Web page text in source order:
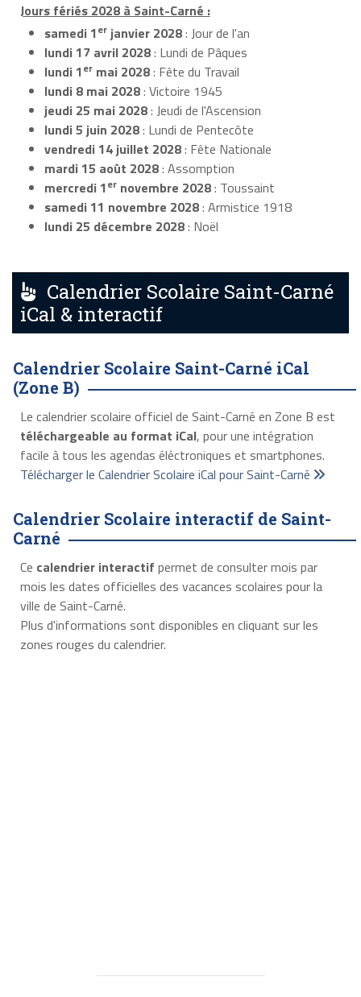
Jours fériés 2028 à Saint-Carné :
samedi 1er janvier 2028: Jour de l'an
lundi 17 avril 2028: Lundi de Pâques
lundi 1er mai 2028: Fête du Travail
lundi 8 mai 2028: Victoire 1945
jeudi 25 mai 2028: Jeudi de l'Ascension
lundi 5 juin 2028: Lundi de Pentecôte
vendredi 14 juillet 2028: Fête Nationale
mardi 15 août 2028: Assomption
mercredi 1er novembre 2028: Toussaint
samedi 11 novembre 2028: Armistice 1918
lundi 25 décembre 2028: Noël
Calendrier Scolaire Saint-Carné
iCal & interactif
Calendrier Scolaire Saint-Carné iCal
(Zone B)
Le calendrier scolaire officiel de Saint-Carné en Zone B est
téléchargeable au format iCal, pour une intégration
facile à tous les agendas éléctroniques et smartphones.
Télécharger le Calendrier Scolaire iCal pour Saint-Carné
Calendrier Scolaire interactif de Saint-
Carné
Ce calendrier interactif permet de consulter mois par
mois les dates officielles des vacances scolaires pour la
ville de Saint-Carné.
Plus d'informations sont disponibles en cliquant sur les
zones rouges du calendrier.